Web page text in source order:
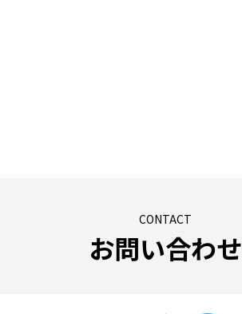
CONTACT
お問い合わせ